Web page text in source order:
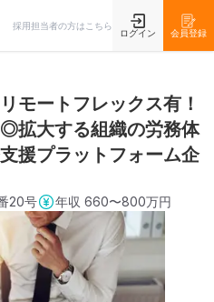
採用担当者の方はこちら
ログイン 会員登録
モートフレックス有！
拡大する組織の労務体
援プラットフォーム企
20号 年収 660〜800万円